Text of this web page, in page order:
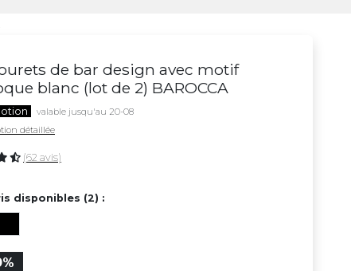
de bar design avec motif
blanc (lot de 2) BAROCCA
valable jusqu'au 20-08
détaillée
(62 avis)
disponibles (2) :